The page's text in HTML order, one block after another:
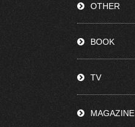
OTHER
BOOK
TV
MAGAZINE